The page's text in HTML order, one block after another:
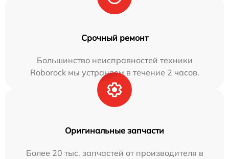
Срочный ремонт
Большинство неисправностей техники
Roborock мы устраняем в течение 2 часов.
Оригинальные запчасти
Более 20 тыс. запчастей от производителя в